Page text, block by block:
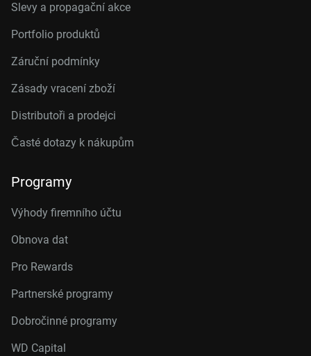
Slevy a propagační akce
Portfolio produktů
Záruční podmínky
Zásady vracení zboží
Distributoři a prodejci
Časté dotazy k nákupům
Programy
Výhody firemního účtu
Obnova dat
Pro Rewards
Partnerské programy
Dobročinné programy
WD Capital